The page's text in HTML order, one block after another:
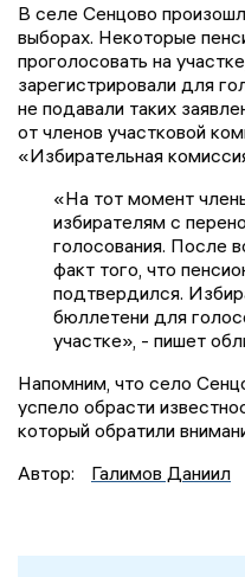
В селе Сенцово
выборах. Некоторые
проголосовать на
зарегистрировали для
не подавали таких
от членов участковой
«Избирательная
«На тот момент
избирателям с
голосования. После
факт того, что
подтвердился.
бюллетени для
участке», - пишет
Напомним, что село
успело обрасти
который обратили
Автор:
Галимов Даниил